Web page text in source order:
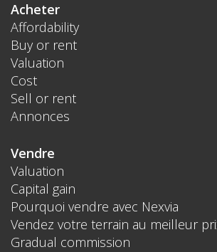
Acheter
Affordability
Buy or rent
Valuation
Cost
Sell or rent
Annonces
Vendre
Valuation
Capital gain
Pourquoi vendre avec Nexvia
Vendez votre terrain au meilleur
Gradual commission